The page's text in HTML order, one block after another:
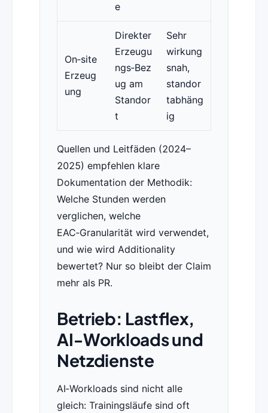
e
On‑site
Erzeug
ung
Direkter
Erzeugu
ngs‑Bez
ug am
Standor
t
Sehr
wirkung
snah,
standor
tabhäng
ig
Quellen und Leitfäden (2024–
2025) empfehlen klare
Dokumentation der Methodik:
Welche Stunden werden
verglichen, welche
EAC‑Granularität wird verwendet,
und wie wird Additionality
bewertet? Nur so bleibt der Claim
mehr als PR.
Betrieb: Lastflex,
AI‑Workloads und
Netzdienste
AI‑Workloads sind nicht alle
gleich: Trainingsläufe sind oft